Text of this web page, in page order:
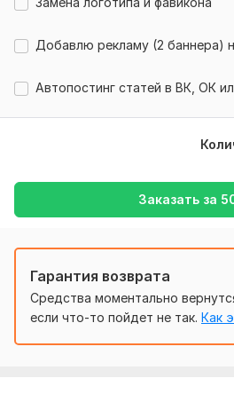
Вид сайта: Инфосайт
Тематика:
Интернет и технологии,
Хобби и увлечения
Объем услуги в кворке: Архив
Добавлю рекламу (2 баннера)
Автопостинг статей в ВК, ОК
Заказать за
Гарантия возврата
Средства моментально
если что-то пойдет не так. Как